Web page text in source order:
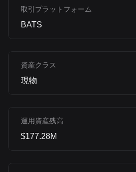
取引プラットフォーム
BATS
資産クラス
現物
運用資産残高
$177.28M